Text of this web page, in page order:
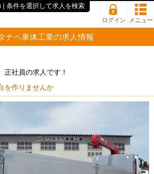
ログイン メニュー
ナベ車体工業の求人情報
正社員の求人です！
を作りませんか
条件を選択して求人を検索